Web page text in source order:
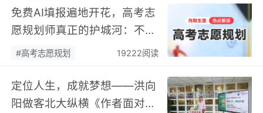
免费AI填报遍地开花，高考志
愿规划师真正的护城河：不靠
数据，靠“人”…
#高考志愿规划 19222阅读
定位人生，成就梦想——洪向
阳做客北大纵横《作者面对